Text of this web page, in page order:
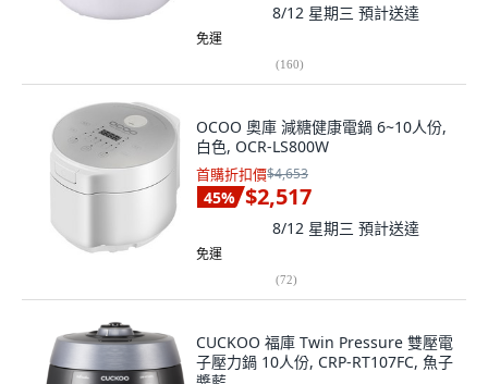
8/12 星期三 預計送達
免運
(160)
OCOO 奧庫 減糖健康電鍋 6~10人份,
白色, OCR-LS800W
首購折扣價$4,653
45% $2,517
8/12 星期三 預計送達
免運
(72)
CUCKOO 福庫 Twin Pressure 雙壓電
子壓力鍋 10人份, CRP-RT107FC, 魚子